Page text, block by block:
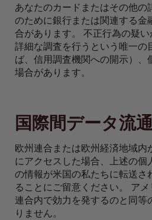
あなたのカードまたはその他の
のために銀行または関連する金
合があります。 不正行為の疑
詳細な調査を行うという唯一の
ば、信用調査機関への開示）、
場合があります。
国際間データ流
欧州連合または欧州経済地域内
にアクセスした場合、上述の個
の情報が米国の私たちに転送さ
ることにご留意ください。 ア
連合内で効力を発するのと同等
りません。